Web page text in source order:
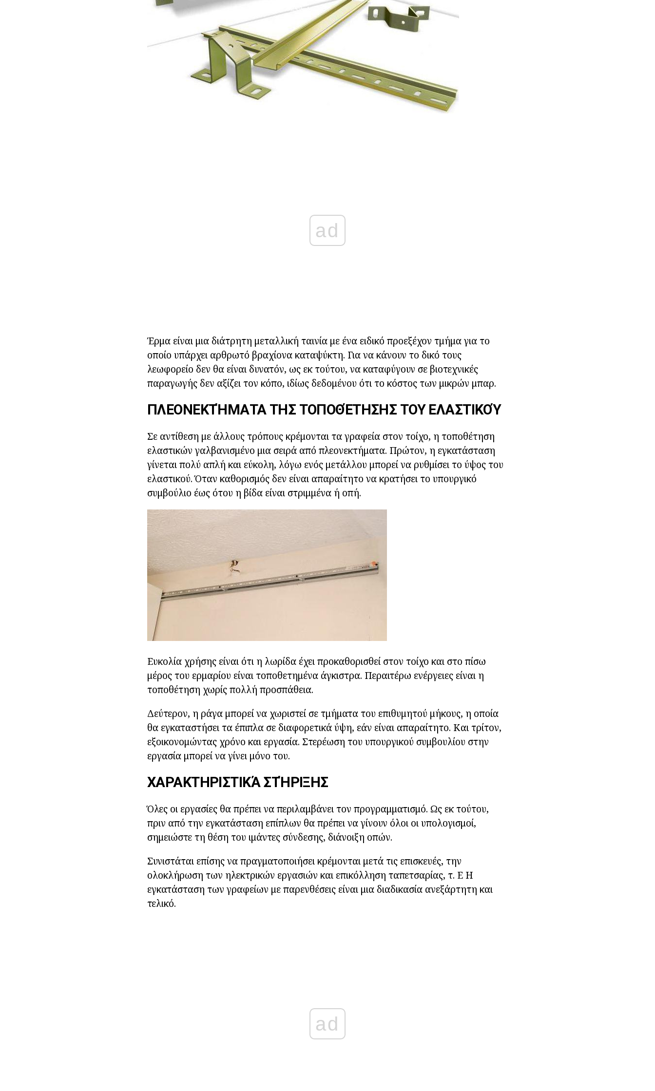
ad
Έρμα είναι μια διάτρητη μεταλλική ταινία με ένα ειδικό προεξέχον τμήμα για το
οποίο υπάρχει αρθρωτό βραχίονα καταψύκτη. Για να κάνουν το δικό τους
λεωφορείο δεν θα είναι δυνατόν, ως εκ τούτου, να καταφύγουν σε βιοτεχνικές
παραγωγής δεν αξίζει τον κόπο, ιδίως δεδομένου ότι το κόστος των μικρών μπαρ.
ΠΛΕΟΝΕΚΤΉΜΑΤΑ ΤΗΣ ΤΟΠΟΘΈΤΗΣΗΣ ΤΟΥ ΕΛΑΣΤΙΚΟΎ
Σε αντίθεση με άλλους τρόπους κρέμονται τα γραφεία στον τοίχο, η τοποθέτηση
ελαστικών γαλβανισμένο μια σειρά από πλεονεκτήματα. Πρώτον, η εγκατάσταση
γίνεται πολύ απλή και εύκολη, λόγω ενός μετάλλου μπορεί να ρυθμίσει το ύψος του
ελαστικού. Όταν καθορισμός δεν είναι απαραίτητο να κρατήσει το υπουργικό
συμβούλιο έως ότου η βίδα είναι στριμμένα ή οπή.
Ευκολία χρήσης είναι ότι η λωρίδα έχει προκαθορισθεί στον τοίχο και στο πίσω
μέρος του ερμαρίου είναι τοποθετημένα άγκιστρα. Περαιτέρω ενέργειες είναι η
τοποθέτηση χωρίς πολλή προσπάθεια.
Δεύτερον, η ράγα μπορεί να χωριστεί σε τμήματα του επιθυμητού μήκους, η οποία
θα εγκαταστήσει τα έπιπλα σε διαφορετικά ύψη, εάν είναι απαραίτητο. Και τρίτον,
εξοικονομώντας χρόνο και εργασία. Στερέωση του υπουργικού συμβουλίου στην
εργασία μπορεί να γίνει μόνο του.
ΧΑΡΑΚΤΗΡΙΣΤΙΚΆ ΣΤΉΡΙΞΗΣ
Όλες οι εργασίες θα πρέπει να περιλαμβάνει τον προγραμματισμό. Ως εκ τούτου,
πριν από την εγκατάσταση επίπλων θα πρέπει να γίνουν όλοι οι υπολογισμοί,
σημειώστε τη θέση του ιμάντες σύνδεσης, διάνοιξη οπών.
Συνιστάται επίσης να πραγματοποιήσει κρέμονται μετά τις επισκευές, την
ολοκλήρωση των ηλεκτρικών εργασιών και επικόλληση ταπετσαρίας, τ. Ε Η
εγκατάσταση των γραφείων με παρενθέσεις είναι μια διαδικασία ανεξάρτητη και
τελικό.
ad